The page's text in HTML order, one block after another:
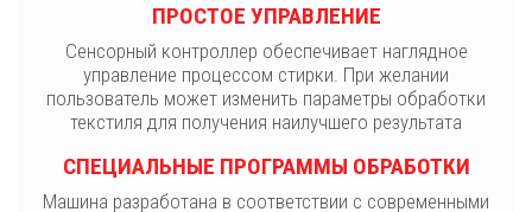
ПРОСТОЕ УПРАВЛЕНИЕ
Сенсорный контроллер обеспечивает наглядное
управление процессом стирки. При желании
пользователь может изменить параметры обработки
текстиля для получения наилучшего результата
СПЕЦИАЛЬНЫЕ ПРОГРАММЫ ОБРАБОТКИ
Машина разработана в соответствии с современными